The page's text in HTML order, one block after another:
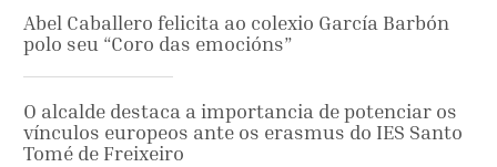
Abel Caballero felicita ao colexio García Barbón
polo seu “Coro das emocións”
O alcalde destaca a importancia de potenciar os
vínculos europeos ante os erasmus do IES Santo
Tomé de Freixeiro